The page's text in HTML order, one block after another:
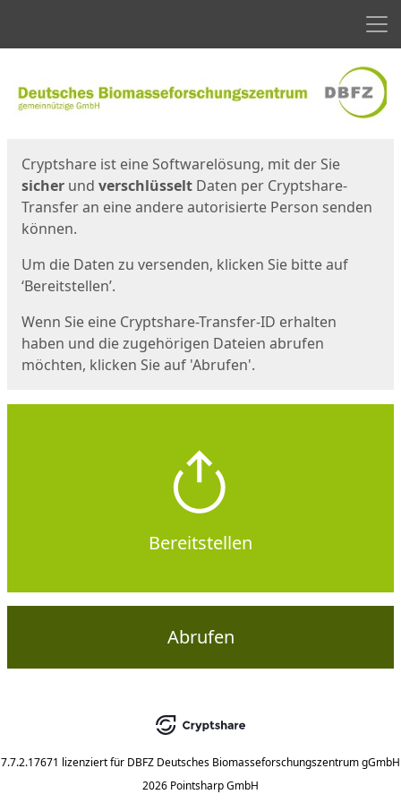
Cryptshare ist eine Softwarelösung, mit der Sie
sicher und verschlüsselt Daten per Cryptshare-
Transfer an eine andere autorisierte Person senden
können.
Um die Daten zu versenden, klicken Sie bitte auf
‘Bereitstellen’.
Wenn Sie eine Cryptshare-Transfer-ID erhalten
haben und die zugehörigen Dateien abrufen
möchten, klicken Sie auf 'Abrufen'.
Bereitstellen
Abrufen
7.7.2.17671 lizenziert für DBFZ Deutsches Biomasseforschungszentrum gGmbH
2026 Pointsharp GmbH